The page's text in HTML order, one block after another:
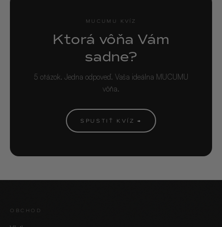
MUCUMU KVÍZ
Ktorá vôňa Vám
sadne?
5 otázok. Jedna odpoveď. Vaša ideálna MUCUMU
vôňa.
SPUSTIŤ KVÍZ →
OBCHOD